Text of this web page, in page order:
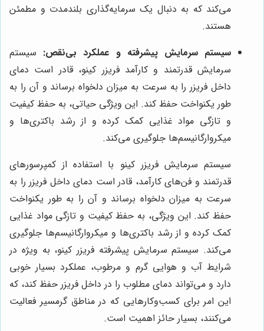
می‌کند که به دنبال یک سرمایه‌گذاری بلندمدت و مطمئن
هستند.
سیستم سرمایش پیشرفته و عملکرد بی‌نقص: سیستم
سرمایش قدرتمند و کارآمد فریزر کینو، قادر است دمای
داخل فریزر را به سرعت به میزان دلخواه برساند و آن را به
طور یکنواخت حفظ کند. این ویژگی حیاتی، به حفظ کیفیت
و تازگی مواد غذایی کمک کرده و از رشد باکتری‌ها و
میکروارگانیسم‌ها جلوگیری می‌کند.
سیستم سرمایش فریزر کینو با استفاده از کمپرسورهای
قدرتمند و فن‌های کارآمد، قادر است دمای داخل فریزر را به
سرعت به میزان دلخواه برساند و آن را به طور یکنواخت
حفظ کند. این ویژگی، به حفظ کیفیت و تازگی مواد غذایی
کمک کرده و از رشد باکتری‌ها و میکروارگانیسم‌ها جلوگیری
می‌کند. سیستم سرمایش پیشرفته فریزر کینو، به ویژه در
شرایط آب و هوایی گرم و مرطوب، عملکرد بسیار خوبی
دارد و می‌تواند دمای مطلوب را در داخل فریزر حفظ کند، که
این امر برای کسب‌وکارهایی که در مناطق گرمسیر فعالیت
می‌کنند، بسیار حائز اهمیت است.